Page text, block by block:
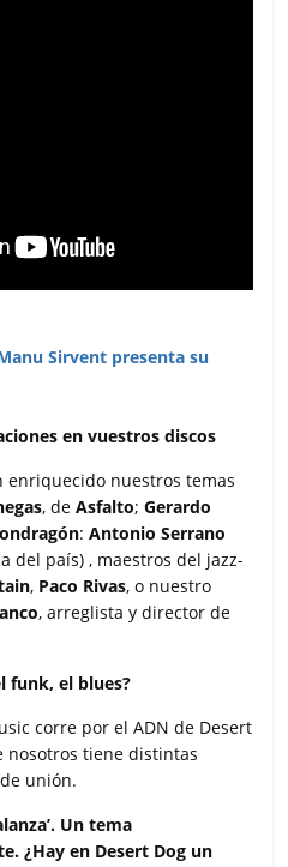
en vuestros discos
enriquecido nuestros temas
, deAsfalto;Gerardo
:Antonio Serrano
del país) , maestros del jazz-
, Paco Rivas, o nuestro
, arreglista y director de
funk, el blues?
corre por el ADN de Desert
nosotros tiene distintas
unión.
Un tema
¿Hay en Desert Dog un